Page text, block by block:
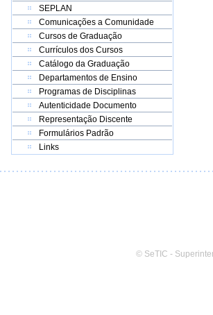
SEPLAN
Comunicações a Comunidade
Cursos de Graduação
Currículos dos Cursos
Catálogo da Graduação
Departamentos de Ensino
Programas de Disciplinas
Autenticidade Documento
Representação Discente
Formulários Padrão
Links
© SeTIC -